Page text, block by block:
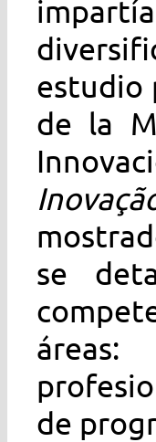
estudio
de la
se
áreas:
de